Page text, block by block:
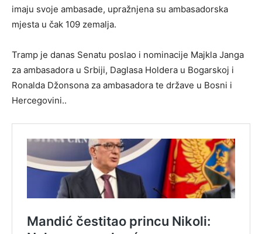
imaju svoje ambasade, upražnjena su ambasadorska
mjesta u čak 109 zemalja.
Tramp je danas Senatu poslao i nominacije Majkla Janga
za ambasadora u Srbiji, Daglasa Holdera u Bogarskoj i
Ronalda Džonsona za ambasadora te države u Bosni i
Hercegovini..